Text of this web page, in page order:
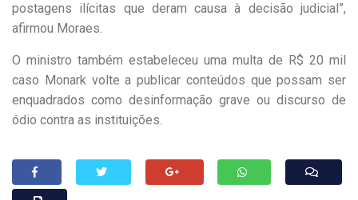
postagens ilícitas que deram causa à decisão judicial”,
afirmou Moraes.
O ministro também estabeleceu uma multa de R$ 20 mil
caso Monark volte a publicar conteúdos que possam ser
enquadrados como desinformação grave ou discurso de
ódio contra as instituições.